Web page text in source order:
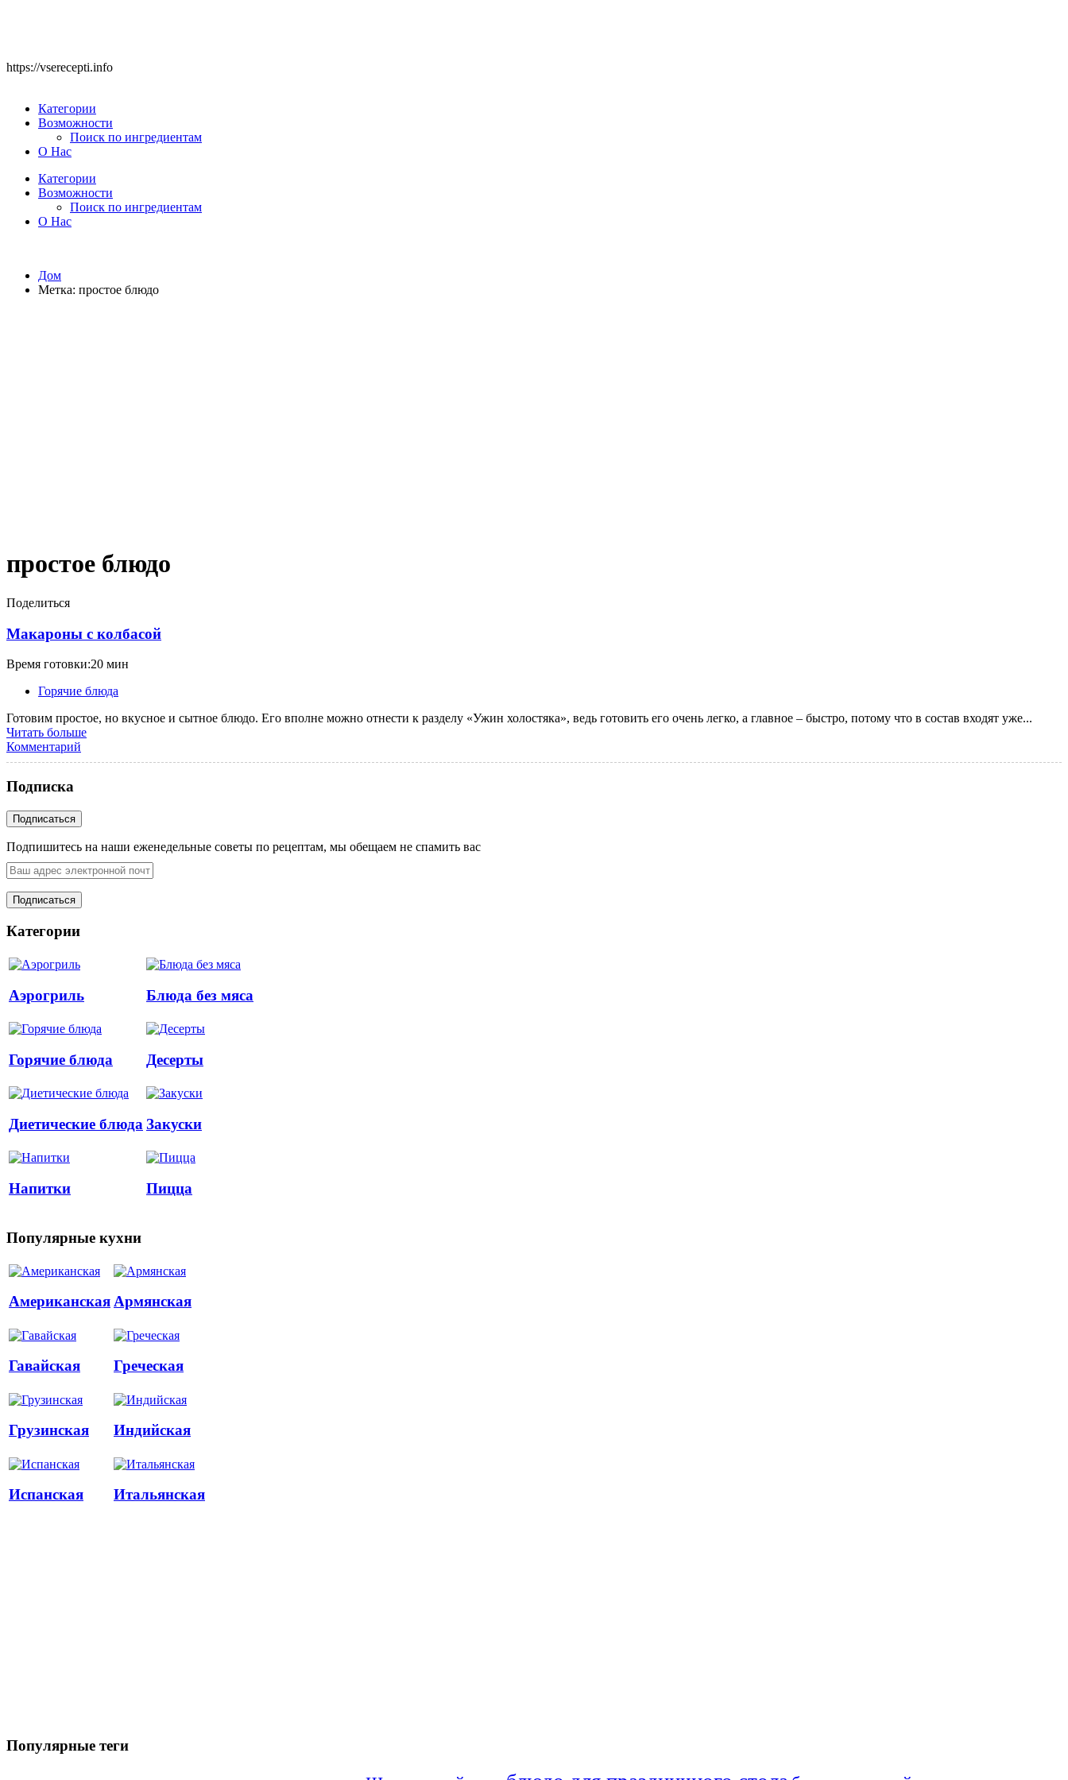
https://vserecepti.info
Категории
Возможности
Поиск по ингредиентам
О Нас
Категории
Возможности
Поиск по ингредиентам
О Нас
Дом
Метка: простое блюдо
простое блюдо
Поделиться
Макароны с колбасой
Время готовки:20 мин
Горячие блюда
Готовим простое, но вкусное и сытное блюдо. Его вполне можно отнести к разделу «Ужин холостяка», ведь готовить его очень легко, а главное – быстро, потому что в состав входят уже...
Читать больше
Комментарий
Подписка
Подпишитесь на наши еженедельные советы по рецептам, мы обещаем не спамить вас
Категории
Аэрогриль Блюда без мяса
Горячие блюда Десерты
Диетические блюда Закуски
Напитки Пицца
Популярные кухни
АмериканскаяАрмянская
Гавайская Греческая
Грузинская Индийская
Испанская Итальянская
Популярные теги